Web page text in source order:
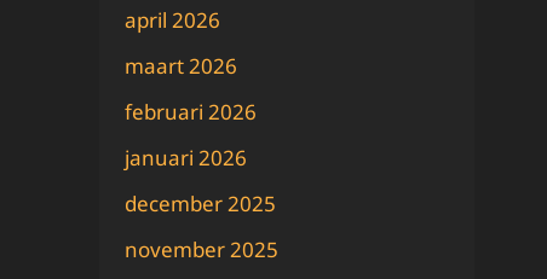
april 2026
maart 2026
februari 2026
januari 2026
december 2025
november 2025